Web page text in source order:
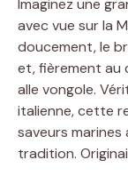
Imaginez une
avec vue sur la
doucement, le
et, fièrement au
alle vongole.
italienne, cette
saveurs
tradition.